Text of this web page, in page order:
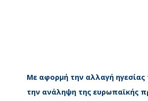
Με αφορμή την αλλαγή
την ανάληψη της ευρωπαϊκής